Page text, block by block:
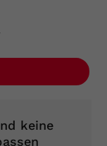
keine